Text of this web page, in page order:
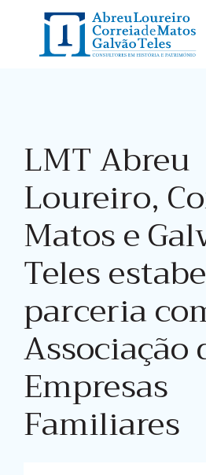
LMT Abreu
Loureiro,
Matos e
Teles
parceria
Associação
Empresas
Familiares